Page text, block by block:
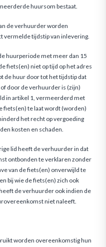
huursom bestaat.
de verhuurder worden
vermelde tijdstip van inlevering.
huurperiode met meer dan 15
fiets(en) niet op tijd op het adres
de huur door tot het tijdstip dat
door de verhuurder is (zijn)
in artikel 1, vermeerderd met
fiets(en) te laat wordt (worden)
het recht op vergoeding
kosten en schaden.
lid heeft de verhuurder in dat
ontbonden te verklaren zonder
van de fiets(en) onverwijld te
bij wie de fiets(en) zich ook
de verhuurder ook indien de
niet naleeft.
worden overeen­komstig hun